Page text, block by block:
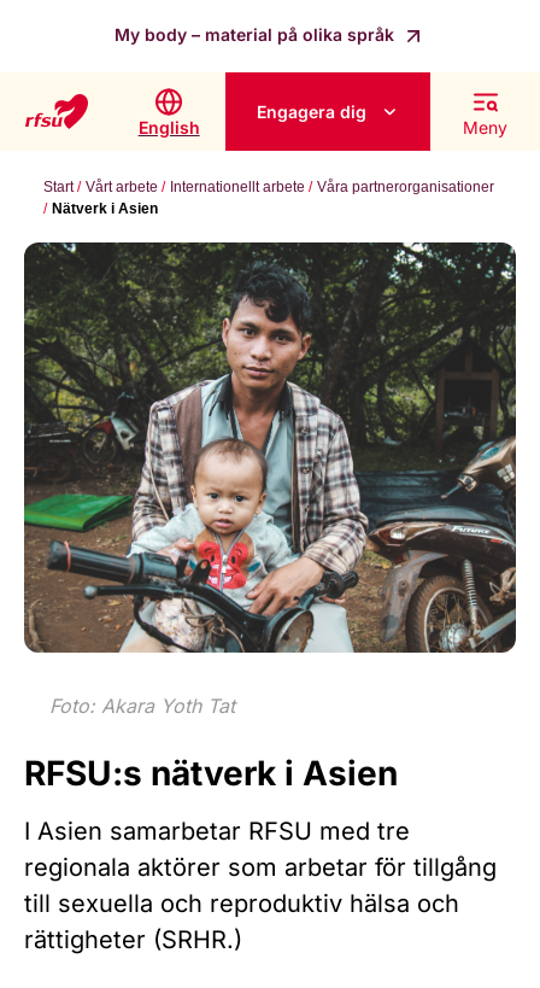
My body – material på olika språk
English
Engagera dig
Meny
Start Vårt arbete Internationellt arbete
Våra partnerorganisationer
Nätverk i Asien
Foto: Akara Yoth Tat
RFSU:s nätverk i Asien
I Asien samarbetar RFSU med tre
regionala aktörer som arbetar för tillgång
till sexuella och reproduktiv hälsa och
rättigheter (SRHR.)